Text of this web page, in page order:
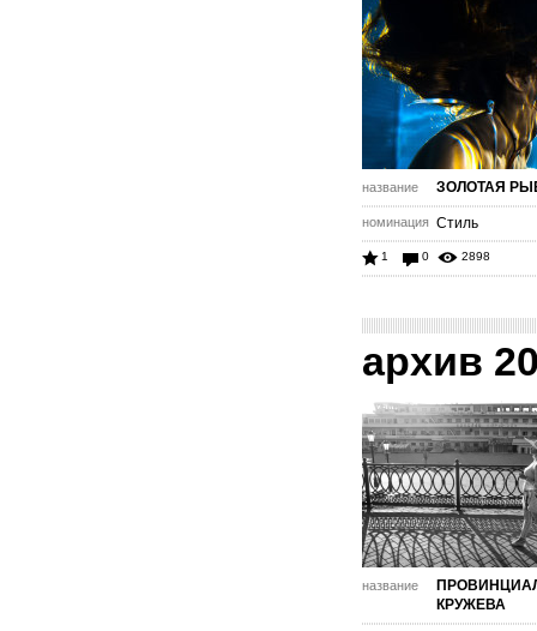
название ЗОЛОТАЯ
номинация Стиль
1 0 2898
архив
название
КРУЖЕВА